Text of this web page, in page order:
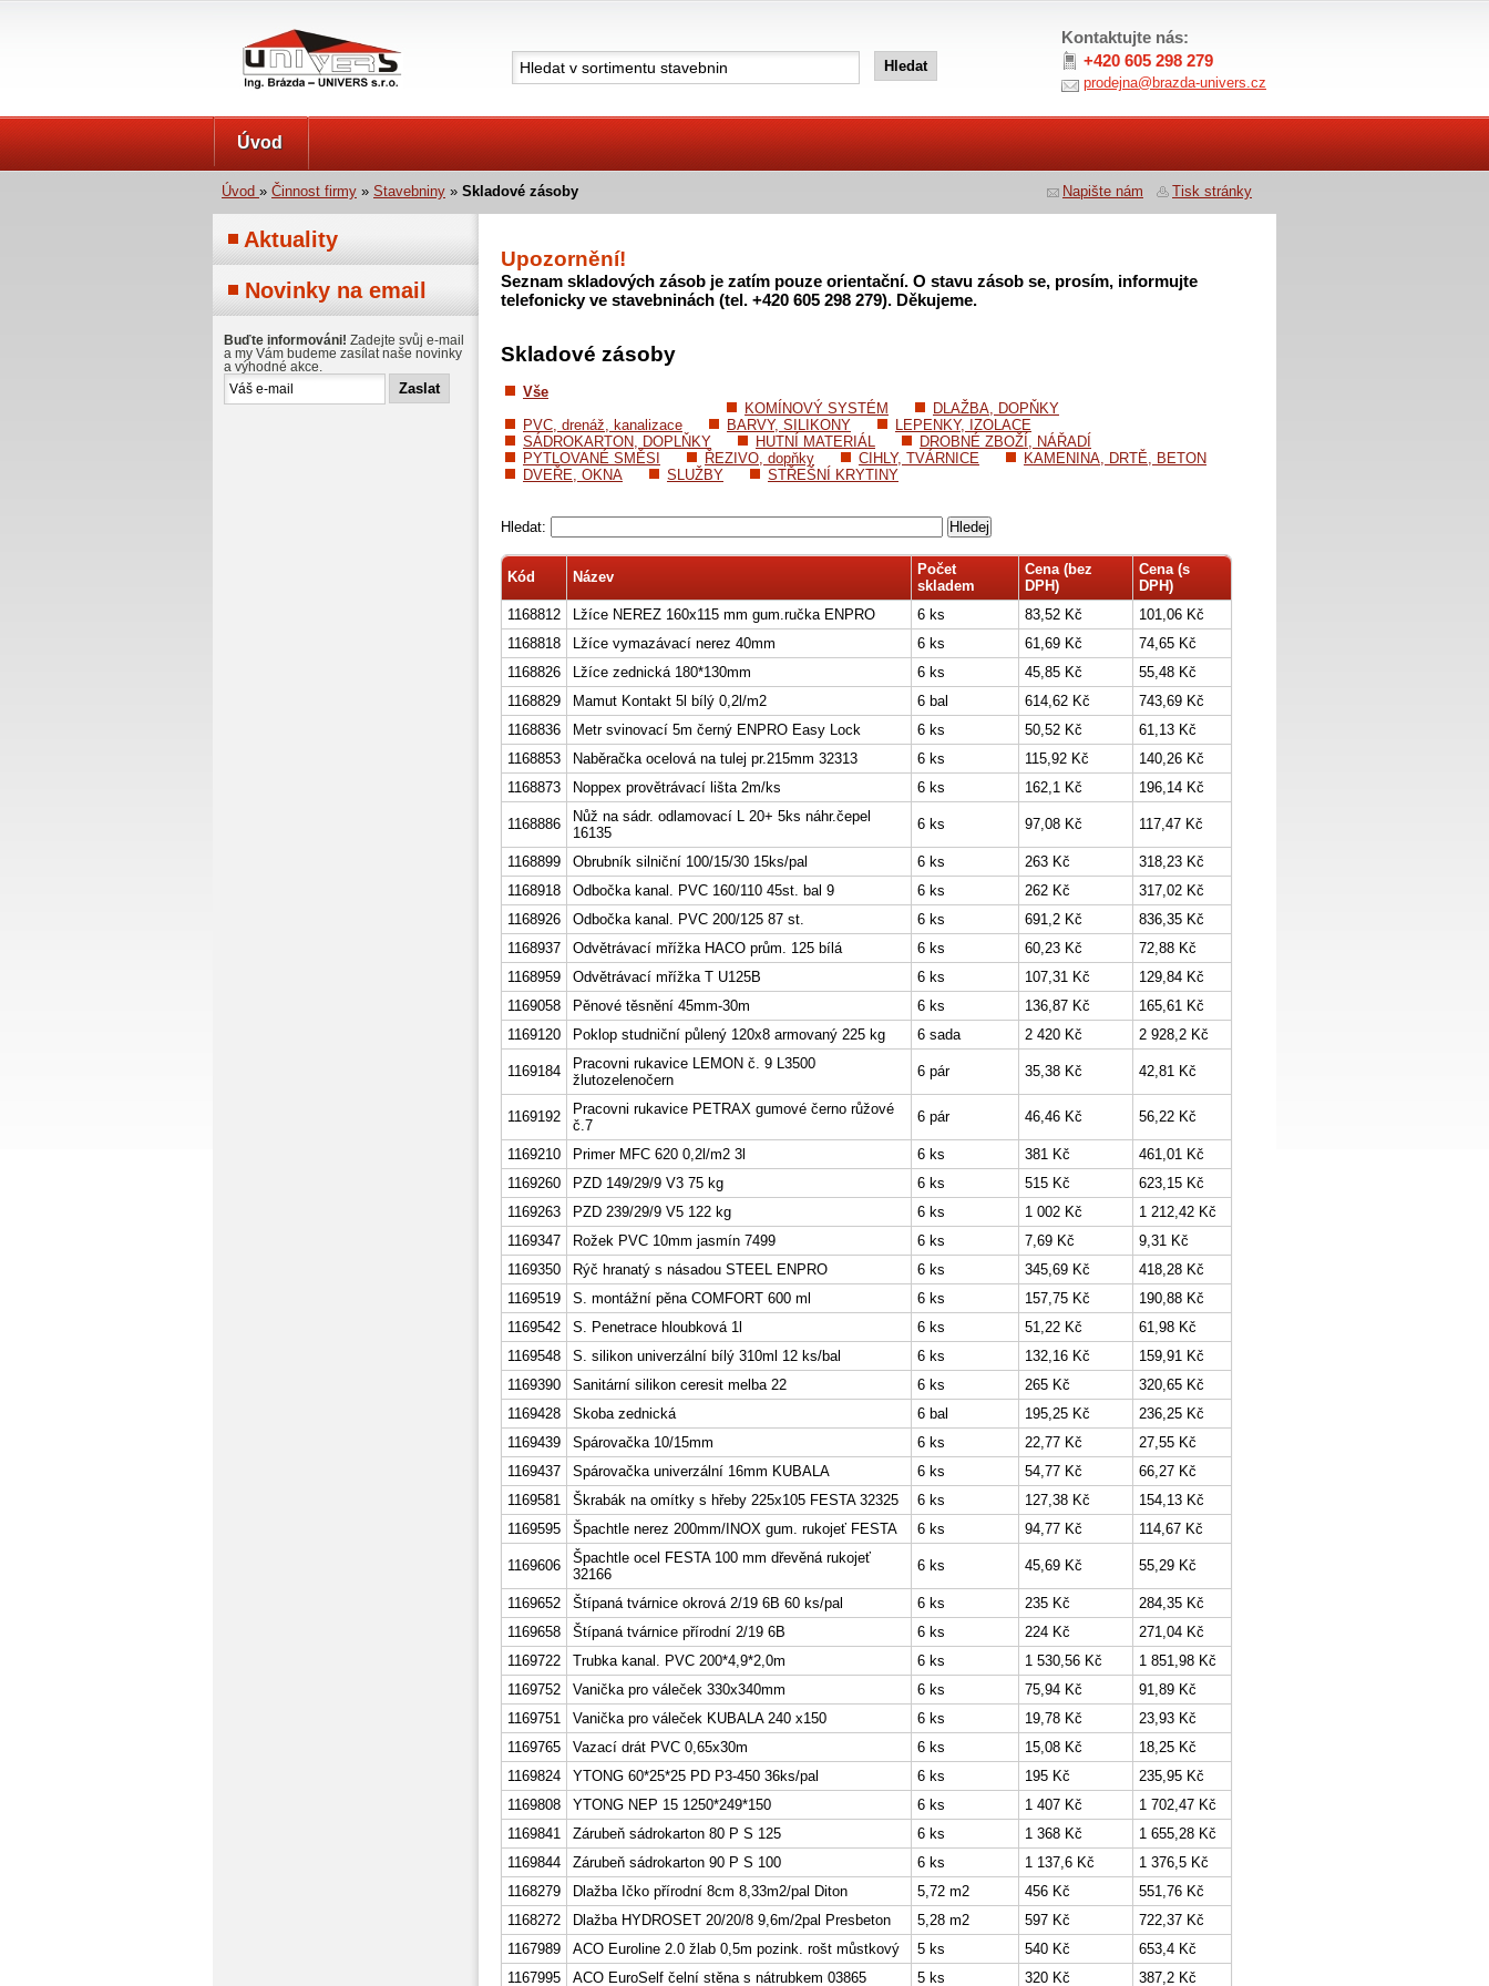
Úvod
Kontaktujte nás:
+420 605 298 279
prodejna@brazda-univers.cz
Úvod » Činnost firmy » Stavebniny » Skladové zásoby Napište nám Tisk stránky
Upozornění!
Seznam skladových zásob je zatím pouze orientační. O stavu zásob se, prosím, informujte
telefonicky ve stavebninách (tel. +420 605 298 279). Děkujeme.
Skladové zásoby
Vše
KOMÍNOVÝ SYSTÉM
DLAŽBA, DOPŇKY
PVC, drenáž, kanalizace
BARVY, SILIKONY
LEPENKY, IZOLACE
SÁDROKARTON, DOPLŇKY
HUTNÍ MATERIÁL
DROBNÉ ZBOŽÍ, NÁŘADÍ
PYTLOVANÉ SMĚSI
ŘEZIVO, dopňky CIHLY, TVÁRNICE
KAMENINA, DRTĚ, BETON
DVEŘE, OKNA
SLUŽBY STŘEŠNÍ KRYTINY
Hledat:
Kód Název
Počet
skladem
Cena (bez
DPH)
Cena (s
DPH)
1168812
Lžíce NEREZ 160x115 mm gum.ručka ENPRO 6 ks 83,52 Kč
101,06 Kč
1168818
Lžíce vymazávací nerez 40mm 6 ks 61,69 Kč
74,65 Kč
1168826
Lžíce zednická 180*130mm 6 ks 45,85 Kč
55,48 Kč
1168829
Mamut Kontakt 5l bílý 0,2l/m2 6 bal 614,62 Kč
743,69 Kč
1168836
Metr svinovací 5m černý ENPRO Easy Lock 6 ks 50,52 Kč
61,13 Kč
1168853
Naběračka ocelová na tulej pr.215mm 32313 6 ks 115,92 Kč
140,26 Kč
1168873
Noppex provětrávací lišta 2m/ks 6 ks 162,1 Kč 196,14 Kč
1168886
Nůž na sádr. odlamovací L 20+ 5ks náhr.čepel
16135
6 ks 97,08 Kč 117,47 Kč
1168899 Obrubník silniční 100/15/30 15ks/pal 6 ks 263 Kč
318,23 Kč
1168918
Odbočka kanal. PVC 160/110 45st. bal 9 6 ks 262 Kč
317,02 Kč
1168926
Odbočka kanal. PVC 200/125 87 st. 6 ks 691,2 Kč
836,35 Kč
1168937
Odvětrávací mřížka HACO prům. 125 bílá 6 ks 60,23 Kč
72,88 Kč
1168959
Odvětrávací mřížka T U125B 6 ks 107,31 Kč
129,84 Kč
1169058
Pěnové těsnění 45mm-30m 6 ks 136,87 Kč
165,61 Kč
1169120
Poklop studniční půlený 120x8 armovaný 225 kg 6 sada 2 420 Kč 2 928,2 Kč
1169184
Pracovni rukavice LEMON č. 9 L3500
žlutozelenočern
6 pár 35,38 Kč 42,81 Kč
1169192
Pracovni rukavice PETRAX gumové černo růžové
č.7
6 pár 46,46 Kč 56,22 Kč
1169210 Primer MFC 620 0,2l/m2 3l 6 ks 381 Kč
461,01 Kč
1169260
PZD 149/29/9 V3 75 kg 6 ks 515 Kč
623,15 Kč
1169263
PZD 239/29/9 V5 122 kg 6 ks 1 002 Kč
1 212,42 Kč
1169347
Rožek PVC 10mm jasmín 7499 6 ks 7,69 Kč
9,31 Kč
1169350
Rýč hranatý s násadou STEEL ENPRO 6 ks 345,69 Kč
418,28 Kč
1169519
S. montážní pěna COMFORT 600 ml 6 ks 157,75 Kč
190,88 Kč
1169542
S. Penetrace hloubková 1l 6 ks 51,22 Kč
61,98 Kč
1169548
S. silikon univerzální bílý 310ml 12 ks/bal 6 ks 132,16 Kč
159,91 Kč
1169390
Sanitární silikon ceresit melba 22 6 ks 265 Kč
320,65 Kč
1169428
Skoba zednická 6 bal 195,25 Kč
236,25 Kč
1169439
Spárovačka 10/15mm 6 ks 22,77 Kč
27,55 Kč
1169437
Spárovačka univerzální 16mm KUBALA 6 ks 54,77 Kč
66,27 Kč
1169581
Škrabák na omítky s hřeby 225x105 FESTA 32325 6 ks 127,38 Kč
154,13 Kč
1169595
Špachtle nerez 200mm/INOX gum. rukojeť FESTA 6 ks 94,77 Kč 114,67 Kč
1169606
Špachtle ocel FESTA 100 mm dřevěná rukojeť
32166
6 ks 45,69 Kč 55,29 Kč
1169652 Štípaná tvárnice okrová 2/19 6B 60 ks/pal 6 ks 235 Kč
284,35 Kč
1169658
Štípaná tvárnice přírodní 2/19 6B 6 ks 224 Kč
271,04 Kč
1169722
Trubka kanal. PVC 200*4,9*2,0m 6 ks 1 530,56 Kč
1 851,98 Kč
1169752
Vanička pro váleček 330x340mm 6 ks 75,94 Kč
91,89 Kč
1169751
Vanička pro váleček KUBALA 240 x150 6 ks 19,78 Kč
23,93 Kč
1169765
Vazací drát PVC 0,65x30m 6 ks 15,08 Kč
18,25 Kč
1169824
YTONG 60*25*25 PD P3-450 36ks/pal 6 ks 195 Kč
235,95 Kč
1169808
YTONG NEP 15 1250*249*150 6 ks 1 407 Kč
1 702,47 Kč
1169841
Zárubeň sádrokarton 80 P S 125 6 ks 1 368 Kč
1 655,28 Kč
1169844
Zárubeň sádrokarton 90 P S 100 6 ks 1 137,6 Kč
1 376,5 Kč
1168279
Dlažba Ičko přírodní 8cm 8,33m2/pal Diton 5,72 m2 456 Kč
551,76 Kč
1168272
Dlažba HYDROSET 20/20/8 9,6m/2pal Presbeton 5,28 m2 597 Kč
722,37 Kč
1167989
ACO Euroline 2.0 žlab 0,5m pozink. rošt můstkový 5 ks 540 Kč
653,4 Kč
1167995
ACO EuroSelf čelní stěna s nátrubkem 03865 5 ks 320 Kč 387,2 Kč
Aktuality
Novinky na email
Buďte informováni! Zadejte svůj e-mail
a my Vám budeme zasílat naše novinky
a výhodné akce.